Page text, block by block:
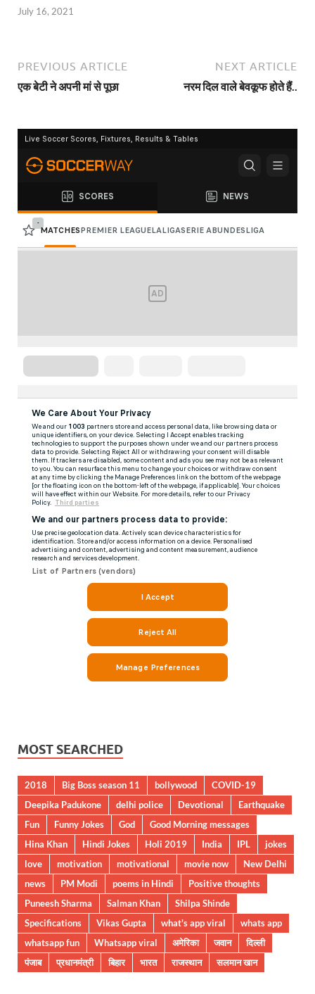
July 16, 2021
PREVIOUS ARTICLE
एक बेटी ने अपनी मां से पूछा
NEXT ARTICLE
नरम दिल वाले बेवकूफ होते हैं..
MOST SEARCHED
2018 Big Boss season 11 bollywood
COVID-19
Deepika Padukone
delhi police Devotional
Earthquake
Fun
Funny Jokes God
Good Morning messages
Hina Khan
Hindi Jokes Holi 2019 India IPL
jokes
love
motivation motivational movie now
New Delhi
news
PM Modi poems in Hindi
Positive thoughts
Puneesh Sharma
Salman Khan
Shilpa Shinde
Specifications
Vikas Gupta what's app viral
whats app
whatsapp fun
Whatsapp viral अमेरिका जवान
दिल्ली
पंजाब
प्रधानमंत्री बिहार भारत राजस्थान सलमान खान